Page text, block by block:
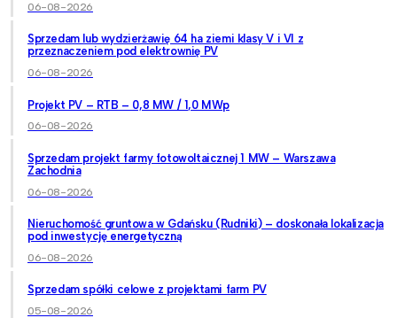
06-08-2026
Sprzedam lub wydzierżawię 64 ha ziemi klasy V i VI z
przeznaczeniem pod elektrownię PV
06-08-2026
Projekt PV – RTB – 0,8 MW / 1,0 MWp
06-08-2026
Sprzedam projekt farmy fotowoltaicznej 1 MW – Warszawa
Zachodnia
06-08-2026
Nieruchomość gruntowa w Gdańsku (Rudniki) – doskonała lokalizacja
pod inwestycję energetyczną
06-08-2026
Sprzedam spółki celowe z projektami farm PV
05-08-2026